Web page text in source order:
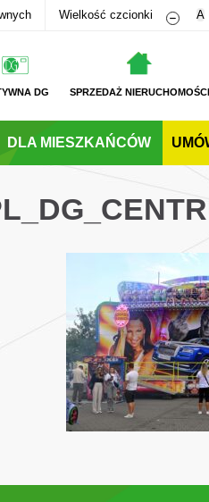
Wielkość czcionki A
DG SPRZEDAŻ NIERUCHOMOŚCI
DLA MIESZKAŃCÓW